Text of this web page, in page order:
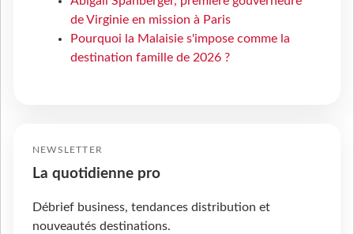
de Virginie en mission à Paris
Pourquoi la Malaisie s'impose comme la
destination famille de 2026 ?
NEWSLETTER
La quotidienne pro
Débrief business, tendances distribution et
nouveautés destinations.